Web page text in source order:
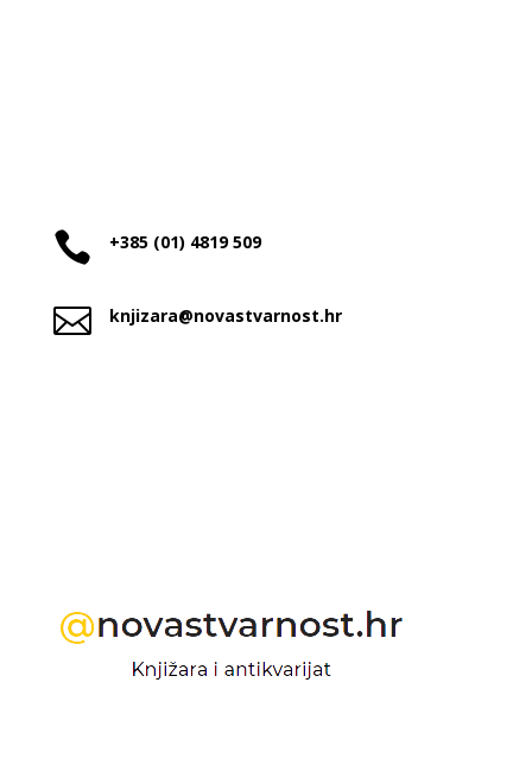
 +385 (01) 4819 509
 knjizara@novastvarnost.hr